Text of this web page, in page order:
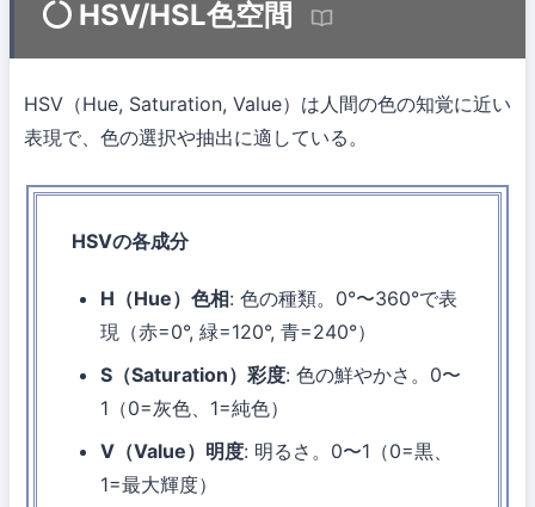
HSV/HSL色空間
HSV（Hue, Saturation, Value）は人間の色の知覚に近い
表現で、色の選択や抽出に適している。
HSVの各成分
H（Hue）色相: 色の種類。0°〜360°で表
現（赤=0°, 緑=120°, 青=240°）
S（Saturation）彩度: 色の鮮やかさ。0〜
1（0=灰色、1=純色）
V（Value）明度: 明るさ。0〜1（0=黒、
1=最大輝度）